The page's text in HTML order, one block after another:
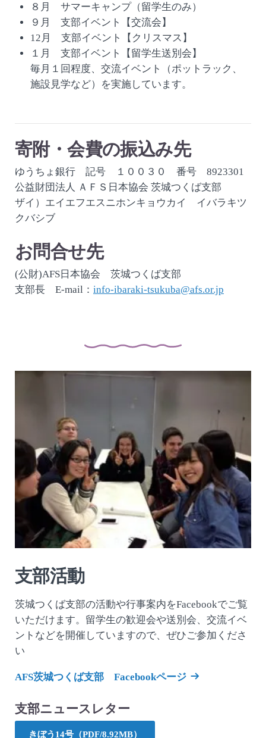
８月 サマーキャンプ（留学生のみ）
９月 支部イベント【交流会】
12月 支部イベント【クリスマス】
１月 支部イベント【留学生送別会】
毎月１回程度、交流イベント（ポットラック、
施設見学など）を実施しています。
寄附・会費の振込み先
ゆうちょ銀行 記号 １００３０ 番号 8923301
公益財団法人 ＡＦＳ日本協会 茨城つくば支部
ザイ）エイエフエスニホンキョウカイ イバラキツ
クバシブ
お問合せ先
(公財)AFS日本協会 茨城つくば支部
支部長 E-mail： info-ibaraki-tsukuba@afs.or.jp
支部活動
茨城つくば支部の活動や行事案内をFacebookでご覧
いただけます。留学生の歓迎会や送別会、交流イベ
ントなどを開催していますので、ぜひご参加くださ
い
AFS茨城つくば支部 Facebookページ
支部ニュースレター
きぼう14号（PDF/8.92MB）